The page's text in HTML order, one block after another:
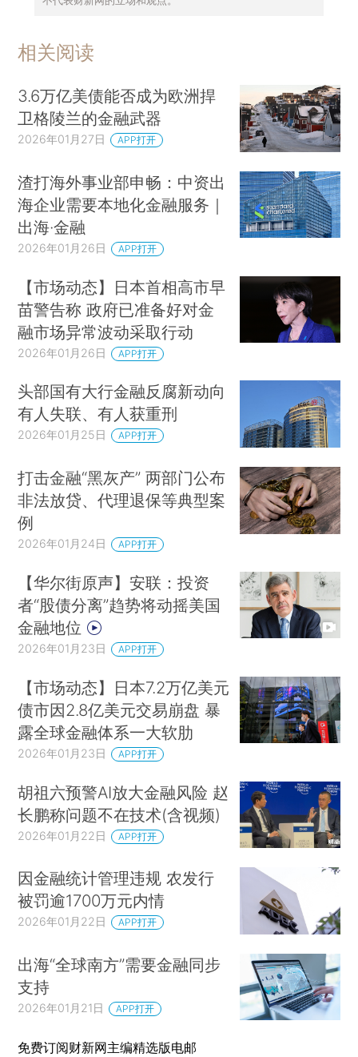
相关阅读
3.6万亿美债能否成为欧洲捍
卫格陵兰的金融武器
2026年01月27日 APP打开
渣打海外事业部申畅：中资出
海企业需要本地化金融服务｜
出海·金融
2026年01月26日 APP打开
【市场动态】日本首相高市早
苗警告称 政府已准备好对金
融市场异常波动采取行动
2026年01月26日 APP打开
头部国有大行金融反腐新动向
有人失联、有人获重刑
2026年01月25日 APP打开
打击金融“黑灰产” 两部门公布
非法放贷、代理退保等典型案
例
2026年01月24日 APP打开
【华尔街原声】安联：投资
者“股债分离”趋势将动摇美国
金融地位
2026年01月23日 APP打开
【市场动态】日本7.2万亿美元
债市因2.8亿美元交易崩盘 暴
露全球金融体系一大软肋
2026年01月23日 APP打开
胡祖六预警AI放大金融风险 赵
长鹏称问题不在技术(含视频)
2026年01月22日 APP打开
因金融统计管理违规 农发行
被罚逾1700万元内情
2026年01月22日 APP打开
出海“全球南方”需要金融同步
支持
2026年01月21日 APP打开
免费订阅财新网主编精选版电邮